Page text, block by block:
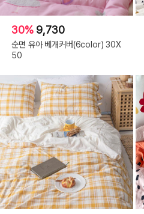
30% 9,730
순면 유아 베개커버(6color) 30X
50